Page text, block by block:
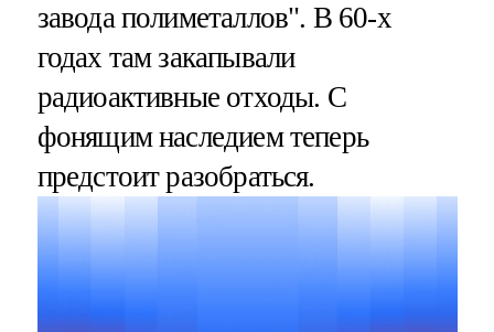
завода полиметаллов". В 60-х
годах там закапывали
радиоактивные отходы. С
фонящим наследием теперь
предстоит разобраться.